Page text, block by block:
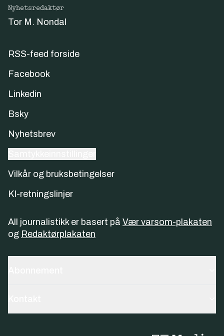
Nyhetsredaktør
Tor M. Nondal
RSS-feed forside
Facebook
Linkedin
Bsky
Nyhetsbrev
Vilkår og bruksbetingelser
KI-retningslinjer
All journalistikk er basert på Vær varsom-plakaten
og Redaktørplakaten